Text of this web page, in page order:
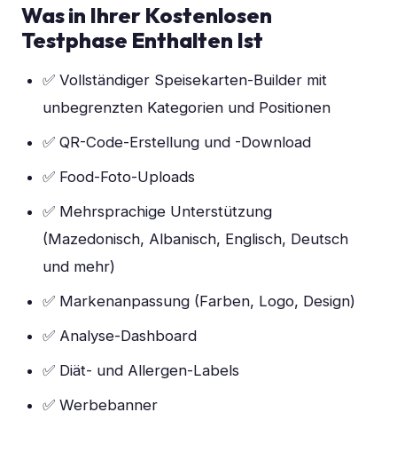
Was in Ihrer Kostenlosen
Testphase Enthalten Ist
✅ Vollständiger Speisekarten-Builder mit
unbegrenzten Kategorien und Positionen
✅ QR-Code-Erstellung und -Download
✅ Food-Foto-Uploads
✅ Mehrsprachige Unterstützung
(Mazedonisch, Albanisch, Englisch, Deutsch
und mehr)
✅ Markenanpassung (Farben, Logo, Design)
✅ Analyse-Dashboard
✅ Diät- und Allergen-Labels
✅ Werbebanner